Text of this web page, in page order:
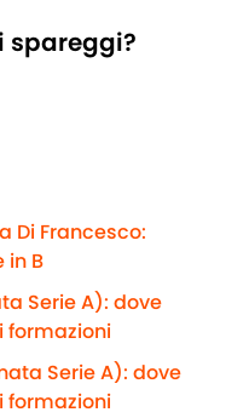
spareggi?
Di Francesco:
in B
Serie A): dove
formazioni
Serie A): dove
formazioni